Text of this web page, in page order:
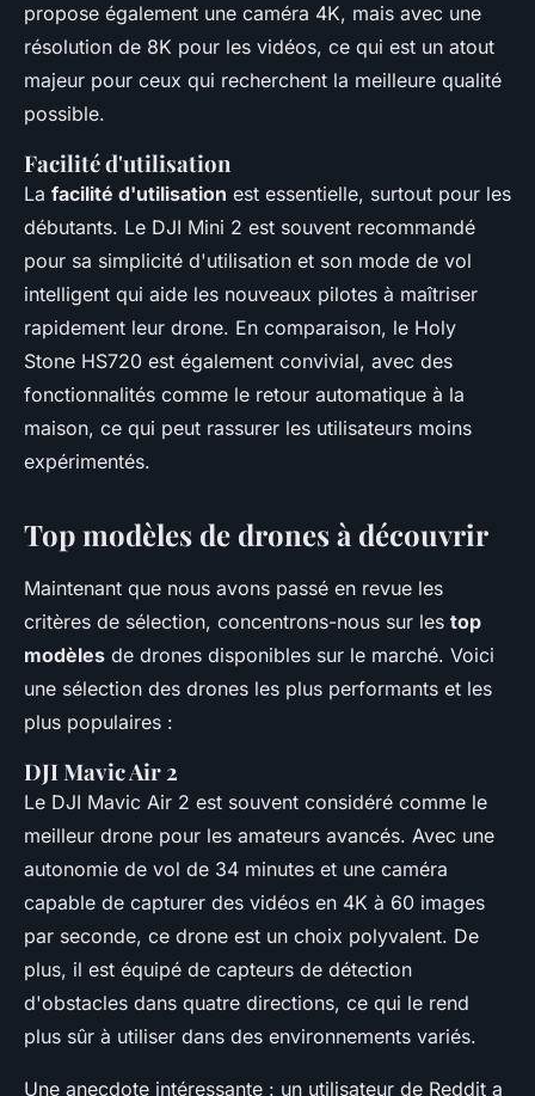
propose également une caméra 4K, mais avec une
résolution de 8K pour les vidéos, ce qui est un atout
majeur pour ceux qui recherchent la meilleure qualité
possible.
Facilité d'utilisation
La facilité d'utilisation est essentielle, surtout pour les
débutants. Le DJI Mini 2 est souvent recommandé
pour sa simplicité d'utilisation et son mode de vol
intelligent qui aide les nouveaux pilotes à maîtriser
rapidement leur drone. En comparaison, le Holy
Stone HS720 est également convivial, avec des
fonctionnalités comme le retour automatique à la
maison, ce qui peut rassurer les utilisateurs moins
expérimentés.
Top modèles de drones à découvrir
Maintenant que nous avons passé en revue les
critères de sélection, concentrons-nous sur les top
modèles de drones disponibles sur le marché. Voici
une sélection des drones les plus performants et les
plus populaires :
DJI Mavic Air 2
Le DJI Mavic Air 2 est souvent considéré comme le
meilleur drone pour les amateurs avancés. Avec une
autonomie de vol de 34 minutes et une caméra
capable de capturer des vidéos en 4K à 60 images
par seconde, ce drone est un choix polyvalent. De
plus, il est équipé de capteurs de détection
d'obstacles dans quatre directions, ce qui le rend
plus sûr à utiliser dans des environnements variés.
Une anecdote intéressante : un utilisateur de Reddit a